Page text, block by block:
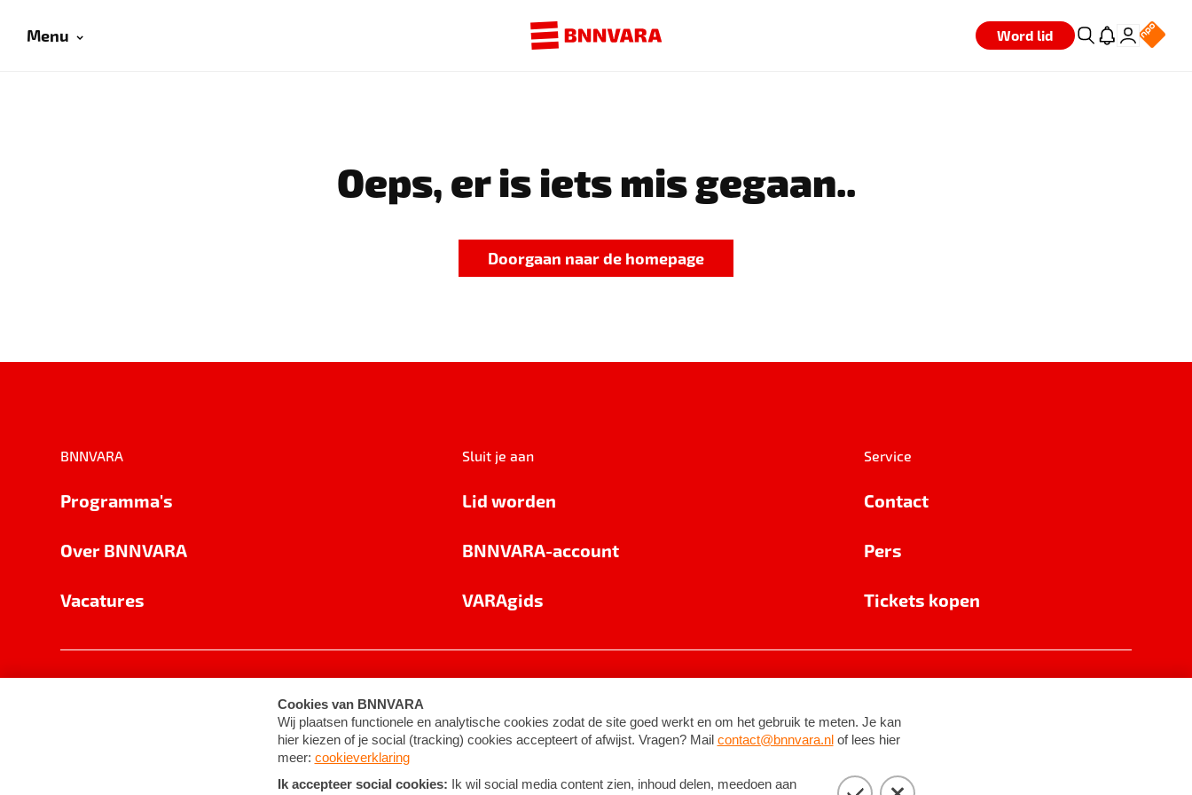
Menu Word lid
Oeps, er is iets mis gegaan..
Doorgaan naar de homepage
BNNVARA
Programma's
Over BNNVARA
Vacatures
Sluit je aan
Lid worden
BNNVARA-account
VARAgids
Service
Contact
Pers
Tickets kopen
Cookie-instellingen Algemene voorwaarden ©2026BNNVARA